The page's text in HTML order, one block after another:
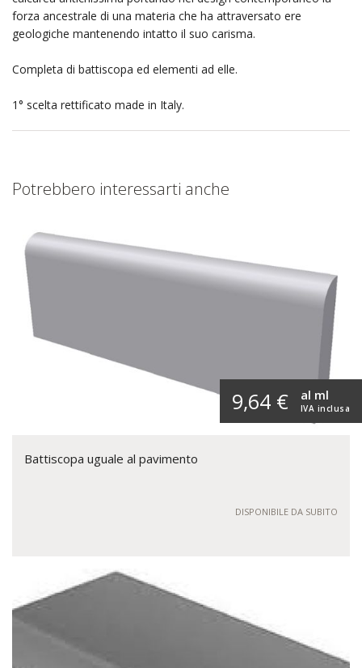
forza ancestrale di una materia che ha attraversato ere
geologiche mantenendo intatto il suo carisma.
Completa di battiscopa ed elementi ad elle.
1° scelta rettificato made in Italy.
Potrebbero interessarti anche
9,64 € IVA inclusa
al ml
Battiscopa uguale al pavimento
DISPONIBILE DA SUBITO